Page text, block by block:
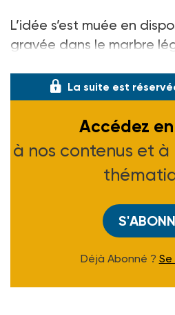
L’idée s’est muée en
gravée dans le marbre
La suite est
Accédez
à nos contenus et à
Déjà Abonné ?